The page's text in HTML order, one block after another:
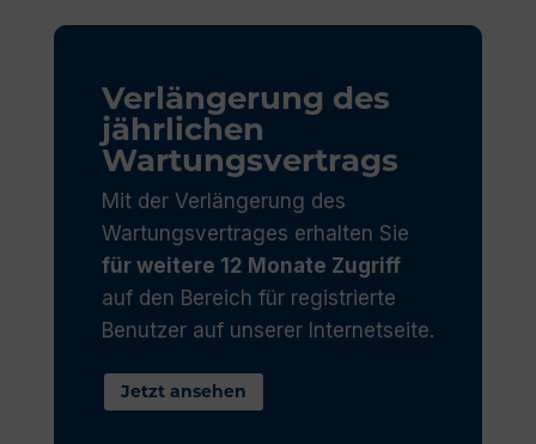
Verlängerung des
jährlichen
Wartungsvertrags
Mit der Verlängerung des
Wartungsvertrages erhalten Sie
für weitere 12 Monate Zugriff
auf den Bereich für registrierte
Benutzer auf unserer Internetseite.
Jetzt ansehen